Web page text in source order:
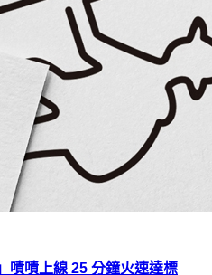
嘖嘖上線 25 分鐘火速達標